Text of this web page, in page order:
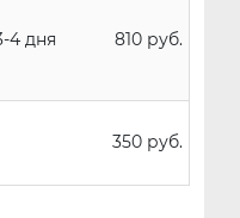
4 дня 810 руб.
350 руб.